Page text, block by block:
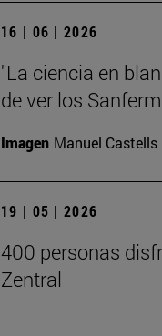
16 | 06 | 2026
"La ciencia en
de ver los
Imagen Manuel Castells
19 | 05 | 2026
400 personas
Zentral